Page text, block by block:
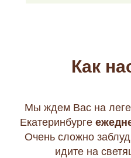
Как
Мы ждем Вас на
Екатеринбурге
Очень сложно
идите на